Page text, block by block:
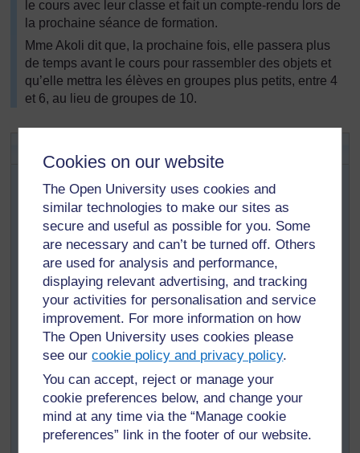
Cookies on our website
The Open University uses cookies and
similar technologies to make our sites as
secure and useful as possible for you. Some
are necessary and can’t be turned off. Others
are used for analysis and performance,
displaying relevant advertising, and tracking
your activities for personalisation and service
improvement. For more information on how
The Open University uses cookies please
see ourcookie policy and privacy policy.
You can accept, reject or manage your
cookie preferences below, and change your
mind at any time via the “Manage cookie
preferences” link in the footer of our website.
le cours avec leur classe et fait un compte-rendu lors de
la prochaine séance de formation.
Mme Akoli dit que, la prochaine fois, elle passera plus
de temps avant le cours pour rassembler des objets et
qu’elle mettra les élèves en groupes plus petits, entre 4
et 6, au lieu de groupes de 10.
Ressource 1) pour réaliser cette activité et cinq
ensembles d’objets courants – pierres, balles, boîtes de
conserve, bouchons, etc. - que les élèves pèseront sur
les balances. Vous pouvez collecter ces objets tout
autour de l’école. Ecrivez au tableau les instructions
pour les élèves (voir laRessource 2 : Instructions aux
élèves pour estimer et comparer les poids) et montrez
à toute la classe ce que vous voulez qu’ils fassent en
prenant deux objets au hasard.
Donnez deux objets à deux élèves et demandez-
leur de faire une estimation de quel objet est le
plus lourd.
Demandez maintenant à un élève de tester son
idée en plaçant les objets sur le plateau de la